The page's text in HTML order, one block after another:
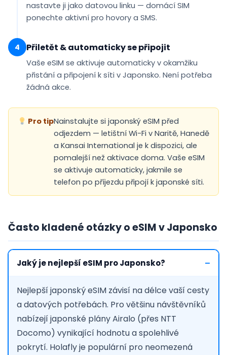
nastavte ji jako datovou linku — domácí SIM
ponechte aktivní pro hovory a SMS.
4 Přiletět & automaticky se připojit
Vaše eSIM se aktivuje automaticky v okamžiku
přistání a připojení k síti v Japonsko. Není potřeba
žádná akce.
Pro tipNainstalujte si japonský eSIM před
odjezdem — letištní Wi-Fi v Naritě, Hanedě
a Kansai International je k dispozici, ale
pomalejší než aktivace doma. Vaše eSIM
se aktivuje automaticky, jakmile se
telefon po příjezdu připojí k japonské síti.
Často kladené otázky o eSIM v Japonsko
Jaký je nejlepší eSIM pro Japonsko?
Nejlepší japonský eSIM závisí na délce vaší cesty
a datových potřebách. Pro většinu návštěvníků
nabízejí japonské plány Airalo (přes NTT
Docomo) vynikající hodnotu a spolehlivé
pokrytí. Holafly je populární pro neomezená